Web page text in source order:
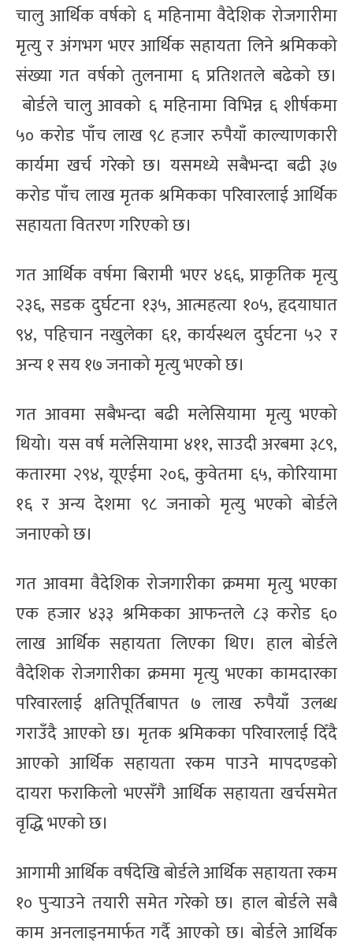
चालु आर्थिक वर्षको ६ महिनामा वैदेशिक रोजगारीमा
मृत्यु र अंगभग भएर आर्थिक सहायता लिने श्रमिकको
संख्या गत वर्षको तुलनामा ६ प्रतिशतले बढेको छ।
बोर्डले चालु आवको ६ महिनामा विभिन्न ६ शीर्षकमा
५० करोड पाँच लाख ९८ हजार रुपैयाँ काल्याणकारी
कार्यमा खर्च गरेको छ। यसमध्ये सबैभन्दा बढी ३७
करोड पाँच लाख मृतक श्रमिकका परिवारलाई आर्थिक
सहायता वितरण गरिएको छ।
गत आर्थिक वर्षमा बिरामी भएर ४६६, प्राकृतिक मृत्यु
२३६, सडक दुर्घटना १३५, आत्महत्या १०५, हृदयाघात
९४, पहिचान नखुलेका ६१, कार्यस्थल दुर्घटना ५२ र
अन्य १ सय १७ जनाको मृत्यु भएको छ।
गत आवमा सबैभन्दा बढी मलेसियामा मृत्यु भएको
थियो। यस वर्ष मलेसियामा ४११, साउदी अरबमा ३८९,
कतारमा २९४, यूएईमा २०६, कुवेतमा ६५, कोरियामा
१६ र अन्य देशमा ९८ जनाको मृत्यु भएको बोर्डले
जनाएको छ।
गत आवमा वैदेशिक रोजगारीका क्रममा मृत्यु भएका
एक हजार ४३३ श्रमिकका आफन्तले ८३ करोड ६०
लाख आर्थिक सहायता लिएका थिए। हाल बोर्डले
वैदेशिक रोजगारीका क्रममा मृत्यु भएका कामदारका
परिवारलाई क्षतिपूर्तिबापत ७ लाख रुपैयाँ उलब्ध
गराउँदै आएको छ। मृतक श्रमिकका परिवारलाई दिँदै
आएको आर्थिक सहायता रकम पाउने मापदण्डको
दायरा फराकिलो भएसँगै आर्थिक सहायता खर्चसमेत
वृद्धि भएको छ।
आगामी आर्थिक वर्षदेखि बोर्डले आर्थिक सहायता रकम
१० पुर्‍याउने तयारी समेत गरेको छ। हाल बोर्डले सबै
काम अनलाइनमार्फत गर्दै आएको छ। बोर्डले आर्थिक